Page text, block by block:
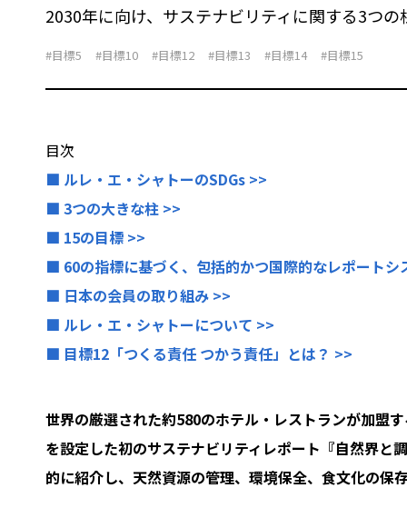
2030年に向け、サステナビリティに関する3つ
#目標5 #目標10 #目標12 #目標13 #目標14 #目標15
目次
■ ルレ・エ・シャトーのSDGs >>
■ 3つの大きな柱 >>
■ 15の目標 >>
■ 60の指標に基づく、包括的かつ国際的なレポートシ
■ 日本の会員の取り組み >>
■ ルレ・エ・シャトーについて >>
■ 目標12「つくる責任 つかう責任」とは？ >>
世界の厳選された約580のホテル・レストランが加盟
を設定した初のサステナビリティレポート『自然界と
的に紹介し、天然資源の管理、環境保全、食文化の保